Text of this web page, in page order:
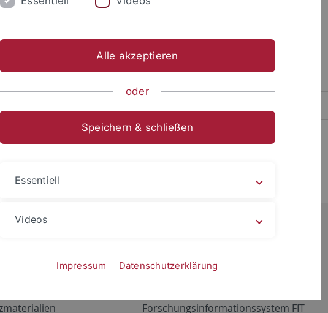
um sich anzumelden:
Netzwerk
ALMA
Forschungsinformationssystem FIT
Alle akzeptieren
oder
Speichern & schließen
Essentiell
Videos
Impressum Datenschutzerklärung